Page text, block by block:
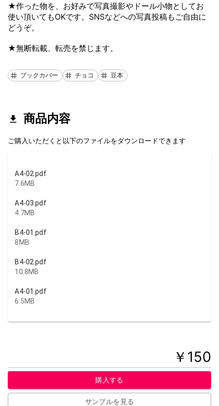
★作った物を、お好みで写真撮影やドール小物としてお
使い頂いてもOKです。SNSなどへの写真投稿もご自由に
どうぞ。
★無断転載、転売を禁じます。
ブックカバー チョコ 豆本
商品内容
ご購入いただくと以下のファイルをダウンロードできます
A4-02.pdf
7.6MB
A4-03.pdf
4.7MB
B4-01.pdf
8MB
B4-02.pdf
10.8MB
A4-01.pdf
6.5MB
￥ 150
購入する
サンプルを見る